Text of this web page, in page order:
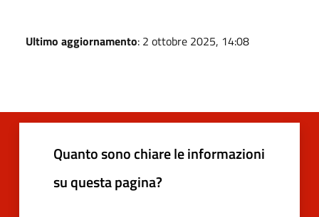
Ultimo aggiornamento: 2 ottobre 2025, 14:08
Quanto sono chiare le informazioni
su questa pagina?